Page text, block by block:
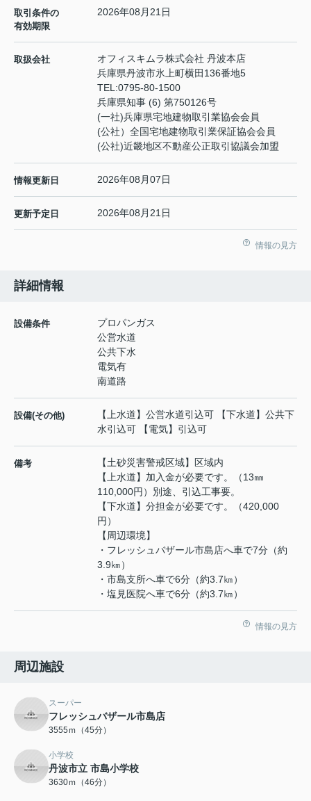
取引条件の
有効期限
2026年08月21日
取扱会社
オフィスキムラ株式会社 丹波本店
兵庫県丹波市氷上町横田136番地5
TEL:0795-80-1500
兵庫県知事 (6) 第750126号
(一社)兵庫県宅地建物取引業協会会員
(公社）全国宅地建物取引業保証協会会員
(公社)近畿地区不動産公正取引協議会加盟
情報更新日 2026年08月07日
更新予定日 2026年08月21日
情報の見方
詳細情報
設備条件
プロパンガス
公営水道
公共下水
電気有
南道路
設備(その他)
【上水道】公営水道引込可 【下水道】公共下
水引込可 【電気】引込可
備考
【土砂災害警戒区域】区域内
【上水道】加入金が必要です。（13㎜
110,000円）別途、引込工事要。
【下水道】分担金が必要です。（420,000
円）
【周辺環境】
・フレッシュバザール市島店へ車で7分（約
3.9㎞）
・市島支所へ車で6分（約3.7㎞）
・塩見医院へ車で6分（約3.7㎞）
情報の見方
周辺施設
スーパー
フレッシュバザール市島店
3555ｍ（45分）
小学校
丹波市立 市島小学校
3630ｍ（46分）